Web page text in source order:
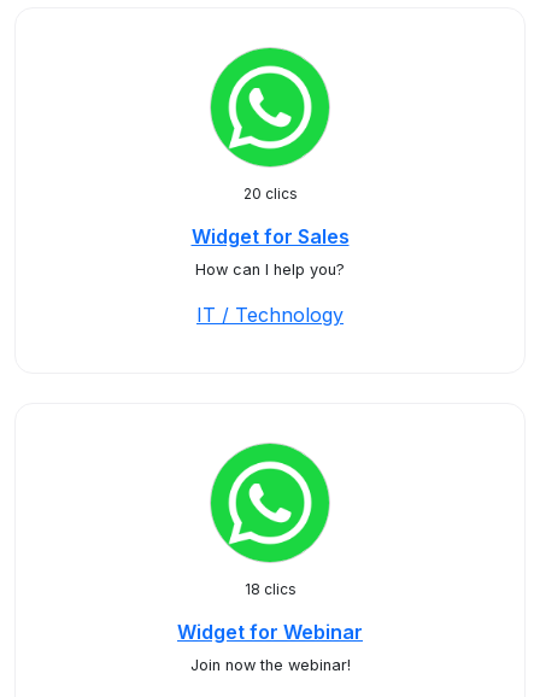
20 clics
Widget for Sales
How can I help you?
IT / Technology
18 clics
Widget for Webinar
Join now the webinar!